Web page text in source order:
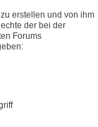
erstellen und von ihm
der bei der
Forums